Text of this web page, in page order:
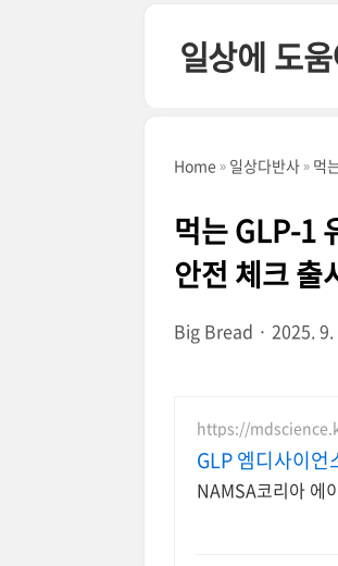
일상에 도
Home 일상다반사 먹
먹는 GLP-1
안전 체크 출
Big Bread 2025. 9.
https://
GLP 엠디사이언
NAMSA코리아 에